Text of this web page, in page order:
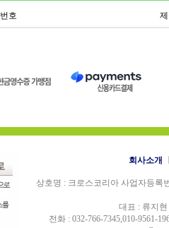
번호
회사소개
상호명 : 크로스코리아 사업자등록
대표 : 류지
전화 : 032-766-7345,010-9561-